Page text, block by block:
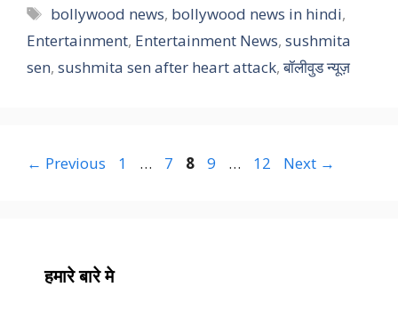
Tags
bollywood news, bollywood news in hindi,
Entertainment, Entertainment News, sushmita
sen, sushmita sen after heart attack,बॉलीवुड न्यूज़
← Previous Page
1 … Page
7 Page
8 Page
9 … Page
12 Next →
हमारे बारे मे